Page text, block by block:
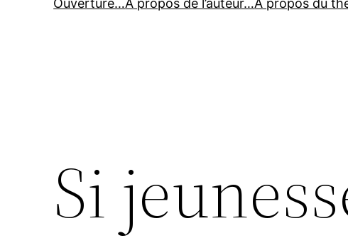
Ouverture…À propos de l’auteur…À propos du
Si